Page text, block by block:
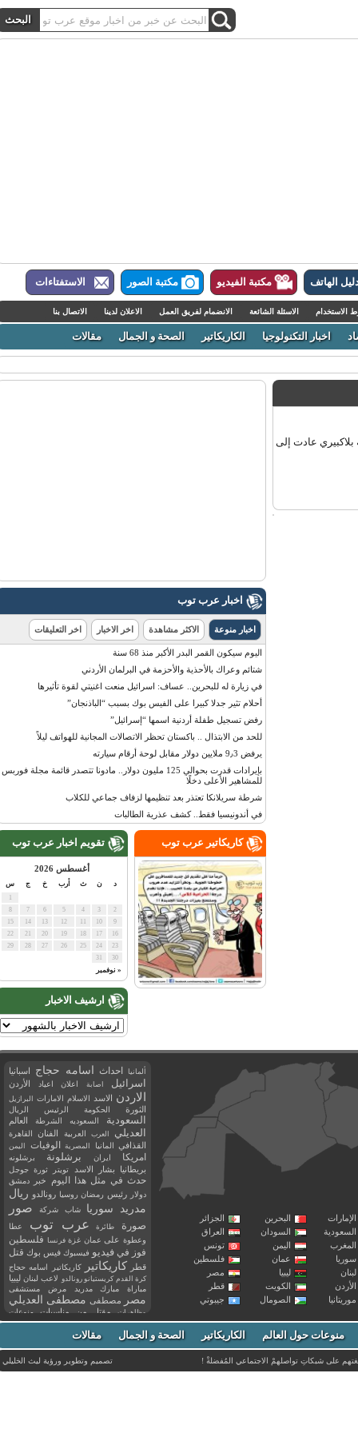
الهاتف مكتبة الفيديو مكتبة الصور الاستفتاءات
الاسئلة الشائعة الانضمام لفريق العمل الاعلان لدينا الاتصال بنا
اخبار التكنولوجيا الكاريكاتير الصحة و الجمال مقالات
عادت إلى
اخبار عرب توب
اخبار منوعة الاكثر مشاهدة اخر الاخبار اخر التعليقات
اليوم سيكون القمر البدر الأكبر منذ 68 سنة
شتائم وعراك بالأحذية والأحزمة في البرلمان الأردني
في زيارة له للبحرين.. عساف: اسرائيل منعت اغنيتي لقوة تأثيرها
أحلام تثير جدلا كبيرا على الفيس بوك بسبب “الباذنجان”
رفض تسجيل طفلة أردنية اسمها “إسرائيل”
للحد من الابتذال .. باكستان تحظر الاتصالات المجانية للهواتف ليلاً
يرفض 9٫3 ملايين دولار مقابل لوحة أرقام سيارته
بإيرادات قدرت بحوالي 125 مليون دولار.. مادونا تتصدر قائمة مجلة فوربس
للمشاهير الأعلى دخلًا
شرطة سريلانكا تعتذر بعد تنظيمها لزفاف جماعي للكلاب
في أندونيسيا فقط.. كشف عذرية الطالبات
تقويم اخبار عرب توب
أغسطس 2026
أرب س
« نوفمبر
ارشيف الاخبار
كاريكاتير عرب توب
البحرين
الجزائر
السودان
العراق
اليمن
تونس
عمان
فلسطين
ليبيا
مصر
الكويت
قطر
الصومال جيبوتي
ألمانيا احداث اسامه حجاج اسبانيا
اسرائيل اصابة اعلان اعياد الأردن
الاردن الاسد الاسلام الامارات البرازيل
الثورة الحكومة الرئيس الريال
السعودية السعوديه الشرطة العالم
العديلي العرب العربية الفنان القاهرة
القذافي المانيا المصرية الوفيات اليمن
امريكا ايران برشلونة برشلونه
بريطانيا بشار الاسد تويتر ثورة جوجل
حدث في مثل هذا اليوم خبر دمشق
دولار رئيس رمضان روسيا رونالدو ريال
مدريد
سوريا شاب شركة صور
صورة طائرة عرب توب
عطا
وعطوة على عمان غزة فرنسا فلسطين
فوز في فيديو فيسبوك فيس بوك قتل
قطر كاريكاتير كاريكاتير اسامه حجاج
كرة القدم كريستيانو رونالدو لاعب لبنان ليبيا
مباراة مبارك مدريد مرض مستشفى
مصر مصطفى مصطفى العديلي
مظاهرات مقتل من مناسبات
منوعات
مواليد
موت ميسي ميلان نادي نشر
وفاة وفيات يوتيوب منوعات حول العالم الكاريكاتير الصحة و الجمال مقالات
على شبكاتِ تواصلهمْ الاجتماعي المُفضلةْ ! تصميم وتطوير ورؤيةليث الخليلي